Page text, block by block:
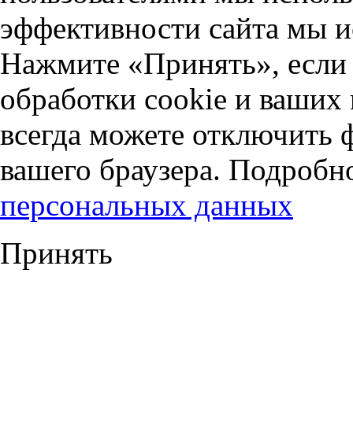
эффективности сайта мы
Нажмите «Принять», если
обработки cookie и
всегда можете отключить
вашего браузера.
персональных данных
Принять